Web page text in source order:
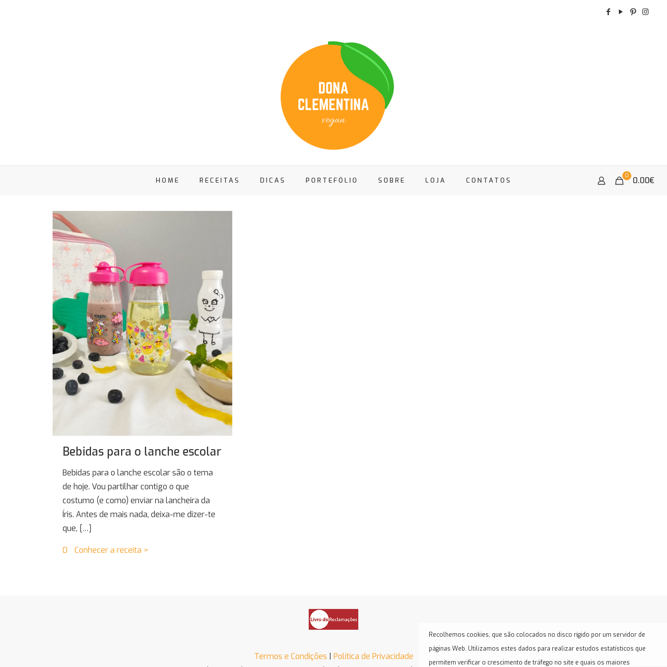
HOME RECEITAS DICAS PORTEFÓLIO SOBRE LOJA CONTATOS
0 0.00€
Bebidas para o lanche escolar
Bebidas para o lanche escolar são o tema
de hoje. Vou partilhar contigo o que
costumo (e como) enviar na lancheira da
Íris. Antes de mais nada, deixa-me dizer-te
que, […]
0 Conhecer a receita >
Termos e Condições | Política de Privacidade
Recolhemos cookies, que são colocados no disco rígido por um servidor de
páginas Web. Utilizamos estes dados para realizar estudos estatísticos que
permitem verificar o crescimento de tráfego no site e quais os maiores